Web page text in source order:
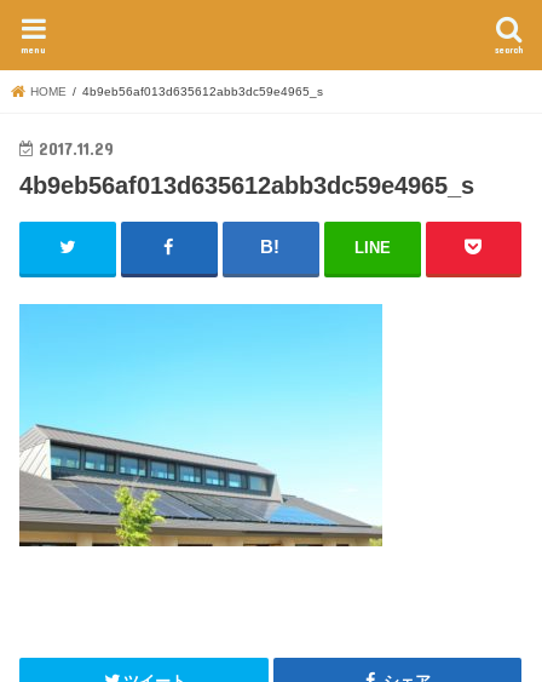
search
menu
HOME 4b9eb56af013d635612abb3dc59e4965_s
2017.11.29
4b9eb56af013d635612abb3dc59e4965_s
LINE